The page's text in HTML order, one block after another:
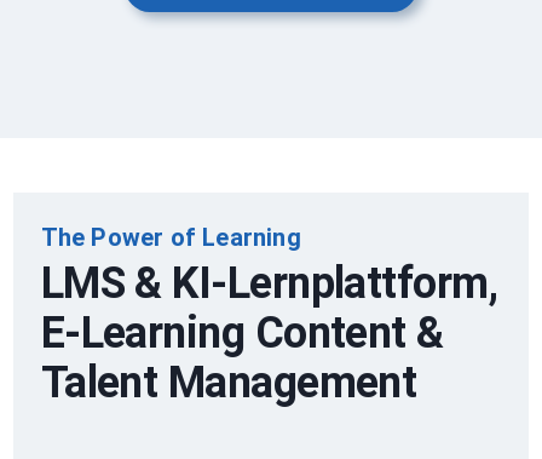
The Power of Learning
LMS & KI-Lernplattform,
E-Learning Content &
Talent Management